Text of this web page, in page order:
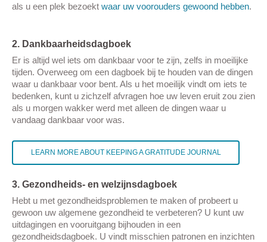
als u een plek bezoekt waar uw voorouders gewoond hebben.
2. Dankbaarheidsdagboek
Er is altijd wel iets om dankbaar voor te zijn, zelfs in moeilijke
tijden. Overweeg om een dagboek bij te houden van de dingen
waar u dankbaar voor bent. Als u het moeilijk vindt om iets te
bedenken, kunt u zichzelf afvragen hoe uw leven eruit zou zien
als u morgen wakker werd met alleen de dingen waar u
vandaag dankbaar voor was.
LEARN MORE ABOUT KEEPING A GRATITUDE JOURNAL
3. Gezondheids- en welzijnsdagboek
Hebt u met gezondheidsproblemen te maken of probeert u
gewoon uw algemene gezondheid te verbeteren? U kunt uw
uitdagingen en vooruitgang bijhouden in een
gezondheidsdagboek. U vindt misschien patronen en inzichten